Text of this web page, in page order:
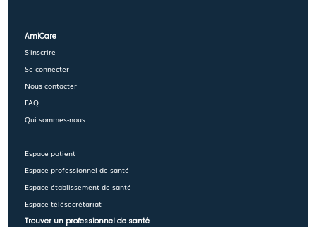
AmiCare
S'inscrire
Se connecter
Nous contacter
FAQ
Qui sommes-nous
Espace patient
Espace professionnel de santé
Espace établissement de santé
Espace télésecrétariat
Trouver un professionnel de santé